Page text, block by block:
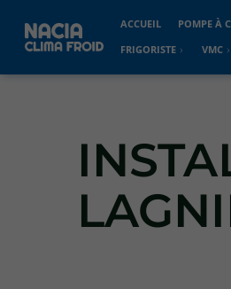
ACCUEIL POMPE À
FRIGORISTE VMC